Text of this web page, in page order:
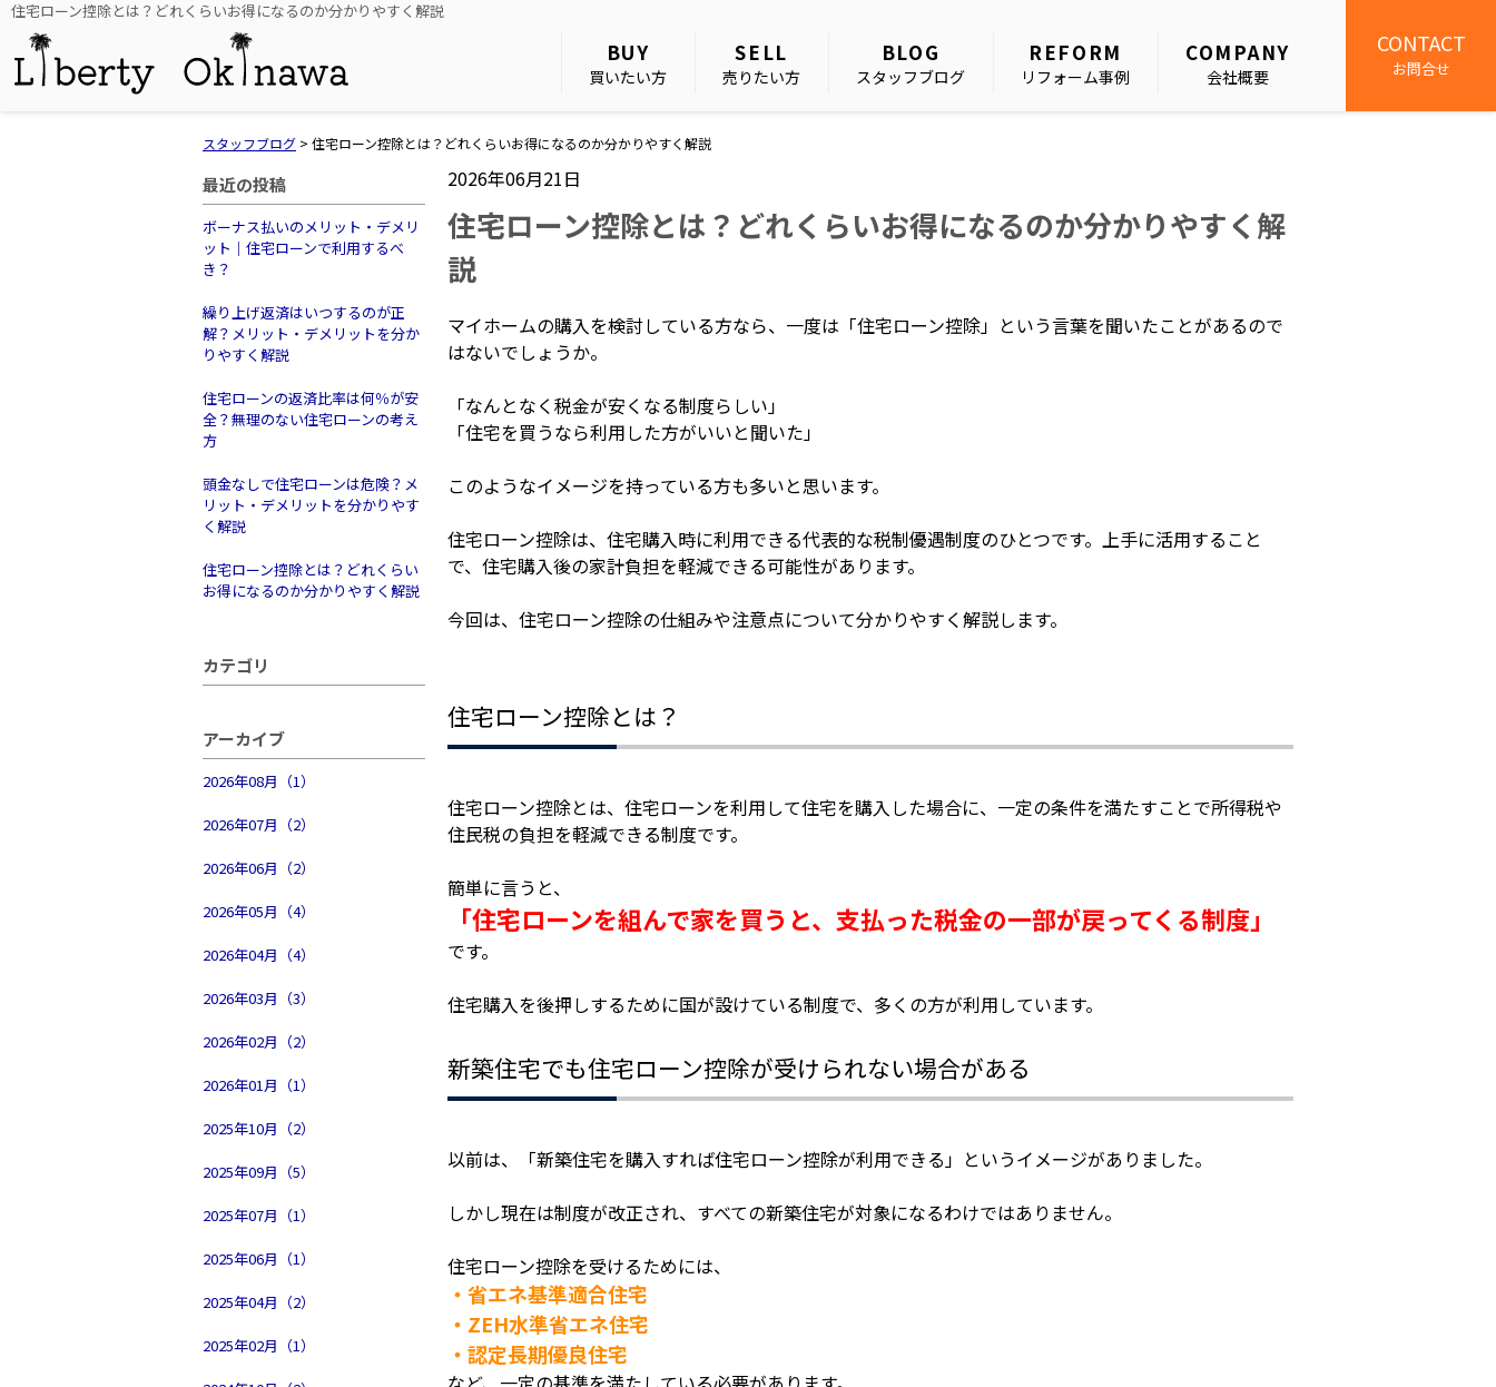
住宅ローン控除とは？どれくらいお得になるのか分かりやすく解説
BUY
買いたい方
SELL
売りたい方
BLOG
スタッフブログ
REFORM
リフォーム事例
COMPANY
会社概要
CONTACT
お問合せ
スタッフブログ > 住宅ローン控除とは？どれくらいお得になるのか分かりやすく解説
最近の投稿
ボーナス払いのメリット・デメリ
ット｜住宅ローンで利用するべ
き？
繰り上げ返済はいつするのが正
解？メリット・デメリットを分か
りやすく解説
住宅ローンの返済比率は何％が安
全？無理のない住宅ローンの考え
方
頭金なしで住宅ローンは危険？メ
リット・デメリットを分かりやす
く解説
住宅ローン控除とは？どれくらい
お得になるのか分かりやすく解説
カテゴリ
アーカイブ
2026年08月（1）
2026年07月（2）
2026年06月（2）
2026年05月（4）
2026年04月（4）
2026年03月（3）
2026年02月（2）
2026年01月（1）
2025年10月（2）
2025年09月（5）
2025年07月（1）
2025年06月（1）
2025年04月（2）
2025年02月（1）
2026年06月21日
住宅ローン控除とは？どれくらいお得になるのか分かりやすく解
説
マイホームの購入を検討している方なら、一度は「住宅ローン控除」という言葉を聞いたことがあるので
はないでしょうか。
「なんとなく税金が安くなる制度らしい」
「住宅を買うなら利用した方がいいと聞いた」
このようなイメージを持っている方も多いと思います。
住宅ローン控除は、住宅購入時に利用できる代表的な税制優遇制度のひとつです。上手に活用すること
で、住宅購入後の家計負担を軽減できる可能性があります。
今回は、住宅ローン控除の仕組みや注意点について分かりやすく解説します。
住宅ローン控除とは？
住宅ローン控除とは、住宅ローンを利用して住宅を購入した場合に、一定の条件を満たすことで所得税や
住民税の負担を軽減できる制度です。
簡単に言うと、
「住宅ローンを組んで家を買うと、支払った税金の一部が戻ってくる制度」
です。
住宅購入を後押しするために国が設けている制度で、多くの方が利用しています。
新築住宅でも住宅ローン控除が受けられない場合がある
以前は、「新築住宅を購入すれば住宅ローン控除が利用できる」というイメージがありました。
しかし現在は制度が改正され、すべての新築住宅が対象になるわけではありません。
住宅ローン控除を受けるためには、
・省エネ基準適合住宅
・ZEH水準省エネ住宅
・認定長期優良住宅